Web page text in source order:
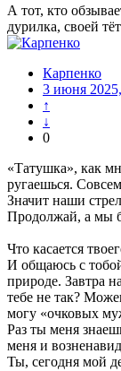
А тот, кто
дурилка, своей
Карпенко
3 июня
↑
↓
0
«Татушка», как
ругаешься.
Значит наши
Продолжай, а мы
Что касается
И общаюсь с
природе. Завтра
тебе не так?
могу «очковых
Раз ты меня
меня и
Ты, сегодня мой